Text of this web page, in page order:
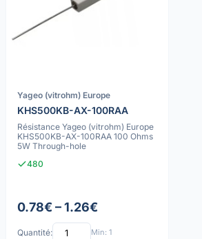
Yageo (vitrohm) Europe
KHS500KB-AX-100RAA
Résistance Yageo (vitrohm) Europe
KHS500KB-AX-100RAA 100 Ohms
5W Through-hole
480
0.78€ – 1.26€
Quantité: Min: 1